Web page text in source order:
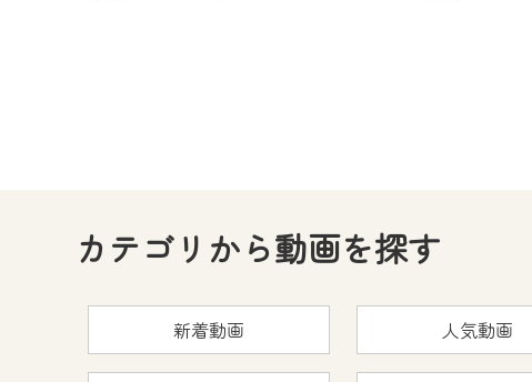
カテゴリから動画を探す
新着動画 人気動画